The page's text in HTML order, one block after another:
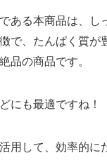
ある本商品は、し
で、たんぱく質が
品の商品です。
にも最適ですね！
用して、効率的に